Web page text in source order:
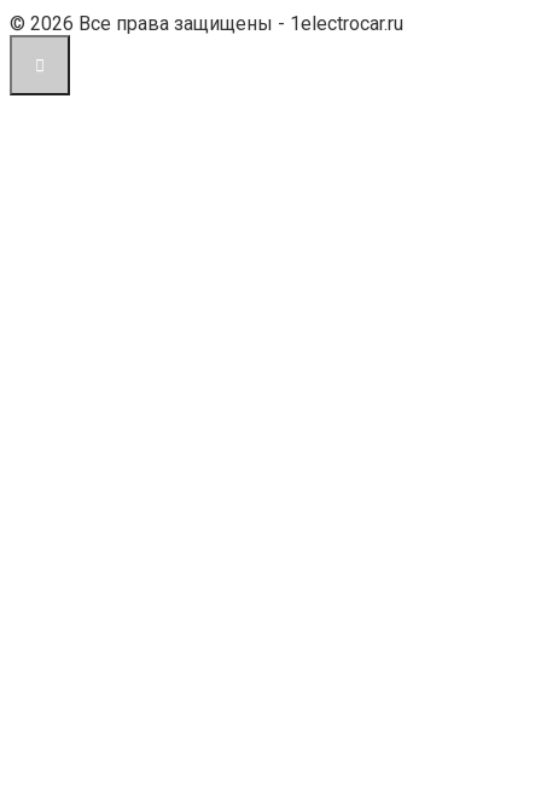
© 2026 Все права защищены - 1electrocar.ru